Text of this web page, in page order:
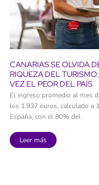
CANARIAS SE OLVIDA
RIQUEZA DEL
VEZ EL PEOR DEL PAÍS
El ingreso promedio al mes
los 1.937 euros, calculado a
España, con el 80% del
Canarias
se
Leer más